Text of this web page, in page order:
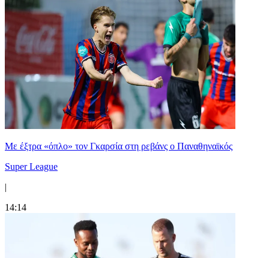
Mε έξτρα «όπλο» τον Γκαρσία στη ρεβάνς ο Παναθηναϊκός
Super League
|
14:14